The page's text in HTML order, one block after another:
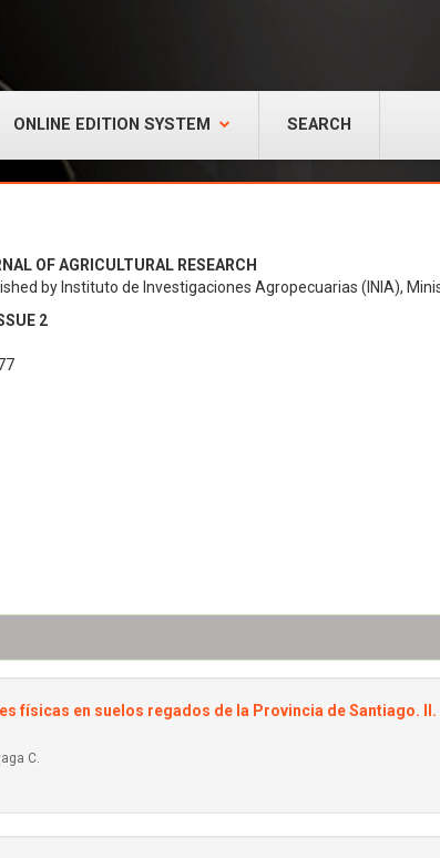
ONLINE EDITION SYSTEM SEARCH
OF AGRICULTURAL RESEARCH
by Instituto de Investigaciones Agropecuarias (INIA),
2
físicas en suelos regados de la Provincia de Santiago.
C.